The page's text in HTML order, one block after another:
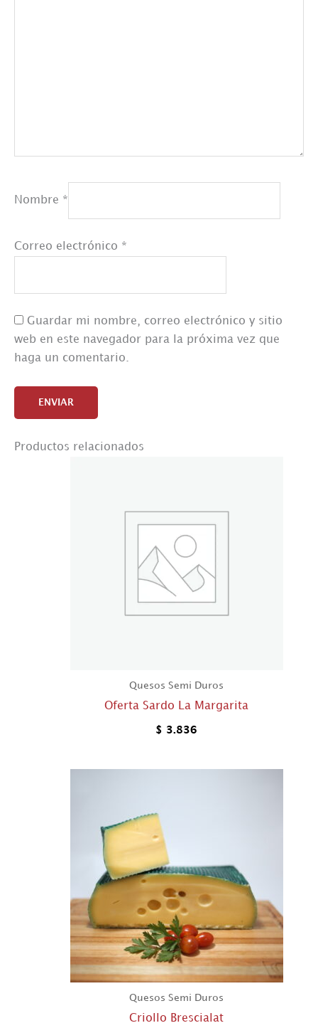
Nombre *
Correo electrónico *
Guardar mi nombre, correo electrónico y sitio
web en este navegador para la próxima vez que
haga un comentario.
Productos relacionados
Quesos Semi Duros
Oferta Sardo La Margarita
$ 3.836
Quesos Semi Duros
Criollo Brescialat